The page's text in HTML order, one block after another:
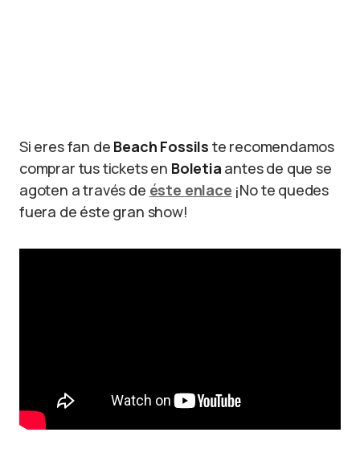
Si eres fan de Beach Fossils te recomendamos
comprar tus tickets en Boletia antes de que se
agoten a través de éste enlace ¡No te quedes
fuera de éste gran show!